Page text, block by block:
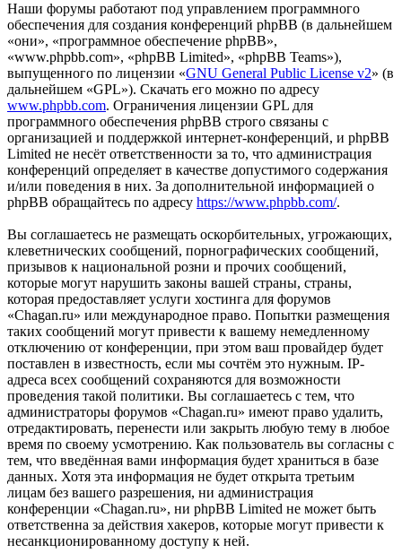
Наши форумы работают под управлением программного
обеспечения для создания конференций phpBB (в дальнейшем
«они», «программное обеспечение phpBB»,
«www.phpbb.com», «phpBB Limited», «phpBB Teams»),
выпущенного по лицензии «GNU General Public License v2» (в
дальнейшем «GPL»). Скачать его можно по адресу
www.phpbb.com. Ограничения лицензии GPL для
программного обеспечения phpBB строго связаны с
организацией и поддержкой интернет-конференций, и phpBB
Limited не несёт ответственности за то, что администрация
конференций определяет в качестве допустимого содержания
и/или поведения в них. За дополнительной информацией о
phpBB обращайтесь по адресу https://www.phpbb.com/.
Вы соглашаетесь не размещать оскорбительных, угрожающих,
клеветнических сообщений, порнографических сообщений,
призывов к национальной розни и прочих сообщений,
которые могут нарушить законы вашей страны, страны,
которая предоставляет услуги хостинга для форумов
«Chagan.ru» или международное право. Попытки размещения
таких сообщений могут привести к вашему немедленному
отключению от конференции, при этом ваш провайдер будет
поставлен в известность, если мы сочтём это нужным. IP-
адреса всех сообщений сохраняются для возможности
проведения такой политики. Вы соглашаетесь с тем, что
администраторы форумов «Chagan.ru» имеют право удалить,
отредактировать, перенести или закрыть любую тему в любое
время по своему усмотрению. Как пользователь вы согласны с
тем, что введённая вами информация будет храниться в базе
данных. Хотя эта информация не будет открыта третьим
лицам без вашего разрешения, ни администрация
конференции «Chagan.ru», ни phpBB Limited не может быть
ответственна за действия хакеров, которые могут привести к
несанкционированному доступу к ней.